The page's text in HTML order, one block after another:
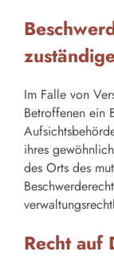
Im Falle von
Betroffenen ein
ihres
des Orts des
Recht auf